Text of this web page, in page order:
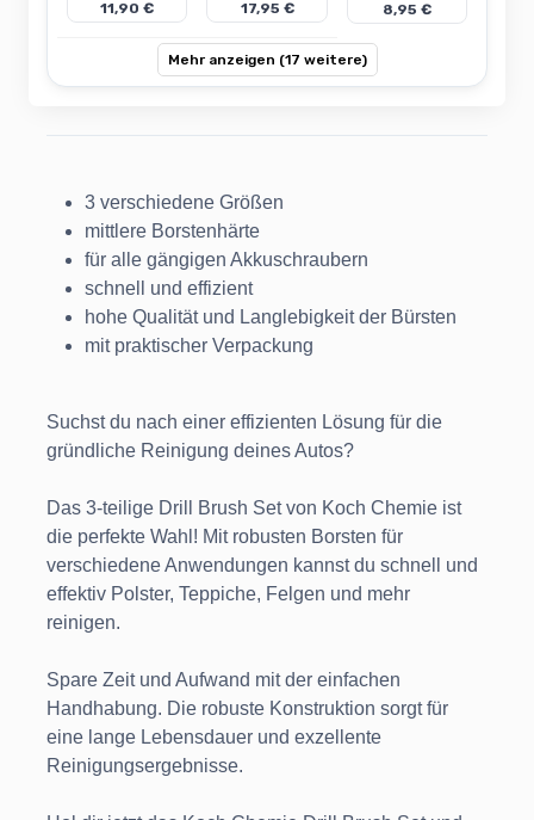
11,90 € 17,95 € 8,95 €
Mehr anzeigen (17 weitere)
3 verschiedene Größen
mittlere Borstenhärte
für alle gängigen Akkuschraubern
schnell und effizient
hohe Qualität und Langlebigkeit der Bürsten
mit praktischer Verpackung
Suchst du nach einer effizienten Lösung für die
gründliche Reinigung deines Autos?
Das 3-teilige Drill Brush Set von Koch Chemie ist
die perfekte Wahl! Mit robusten Borsten für
verschiedene Anwendungen kannst du schnell und
effektiv Polster, Teppiche, Felgen und mehr
reinigen.
Spare Zeit und Aufwand mit der einfachen
Handhabung. Die robuste Konstruktion sorgt für
eine lange Lebensdauer und exzellente
Reinigungsergebnisse.